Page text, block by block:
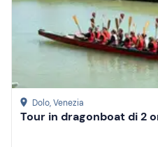
Dolo, Venezia
Tour in dragonboat di 2